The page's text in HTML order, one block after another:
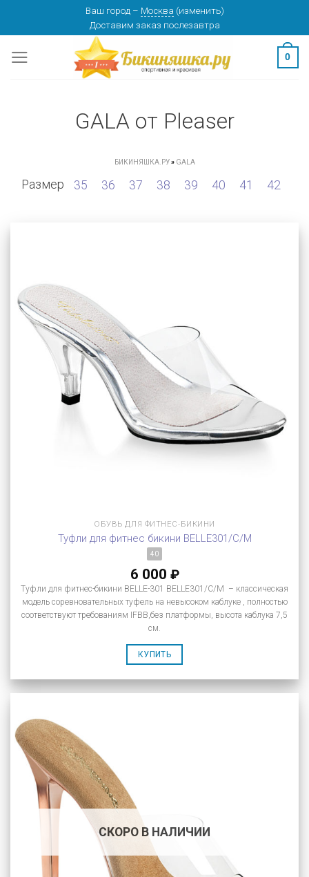
content
Ваш город – Москва (изменить)
Доставим заказ послезавтра
0
GALA от Pleaser
БИКИНЯШКА.РУ» GALA
Размер 35 36 37 38 39 40 41 42
ОБУВЬ ДЛЯ ФИТНЕС-БИКИНИ
Туфли для фитнес бикини BELLE301/C/M
40
6 000 ₽
Туфли для фитнес-бикини BELLE-301 BELLE301/C/M – классическая
модель соревновательных туфель на невысоком каблуке , полностью
соответствуют требованиям IFBB,без платформы, высота каблука 7,5
см.
КУПИТЬ
СКОРО В НАЛИЧИИ